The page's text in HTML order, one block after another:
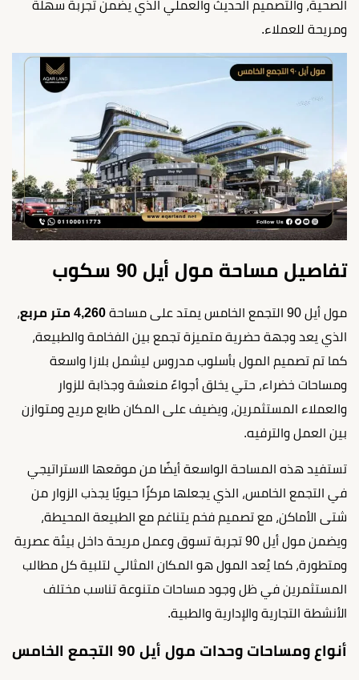
الصحية، والتصميم الحديث والعملي الذي يضمن تجربة سهلة
ومريحة للعملاء.
تفاصيل مساحة مول أيل 90 سكوب
مول أيل 90 التجمع الخامس يمتد على مساحة 4,260 متر مربع
،
الذي يعد وجهة حضرية متميزة تجمع بين الفخامة والطبيعة،
كما تم تصميم المول بأسلوب مدروس ليشمل بلازا واسعة
ومساحات خضراء، حتي يخلق أجواءً منعشة وجذابة للزوار
والعملاء المستثمرين، ويضيف على المكان طابع مريح ومتوازن
بين العمل والترفيه.
تستفيد هذه المساحة الواسعة أيضًا من موقعها الاستراتيجي
في التجمع الخامس، الذي يجعلها مركزًا حيويًا يجذب الزوار من
شتى الأماكن، مع تصميم فخم يتناغم مع الطبيعة المحيطة،
ويضمن مول أيل 90 تجربة تسوق وعمل مريحة داخل بيئة عصرية
ومتطورة، كما يُعد المول هو المكان المثالي لتلبية كل مطالب
المستثمرين في ظل وجود مساحات متنوعة تناسب مختلف
الأنشطة التجارية والإدارية والطبية.
أنواع ومساحات وحدات مول أيل 90 التجمع الخامس